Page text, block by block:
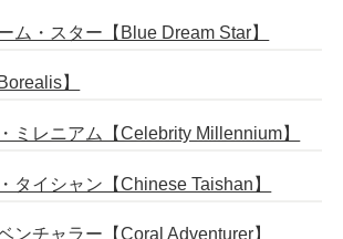
ム・スター【Blue Dream Star】
】
ミレニアム【Celebrity Millennium】
タイシャン【Chinese Taishan】
ンチャラー【Coral Adventurer】